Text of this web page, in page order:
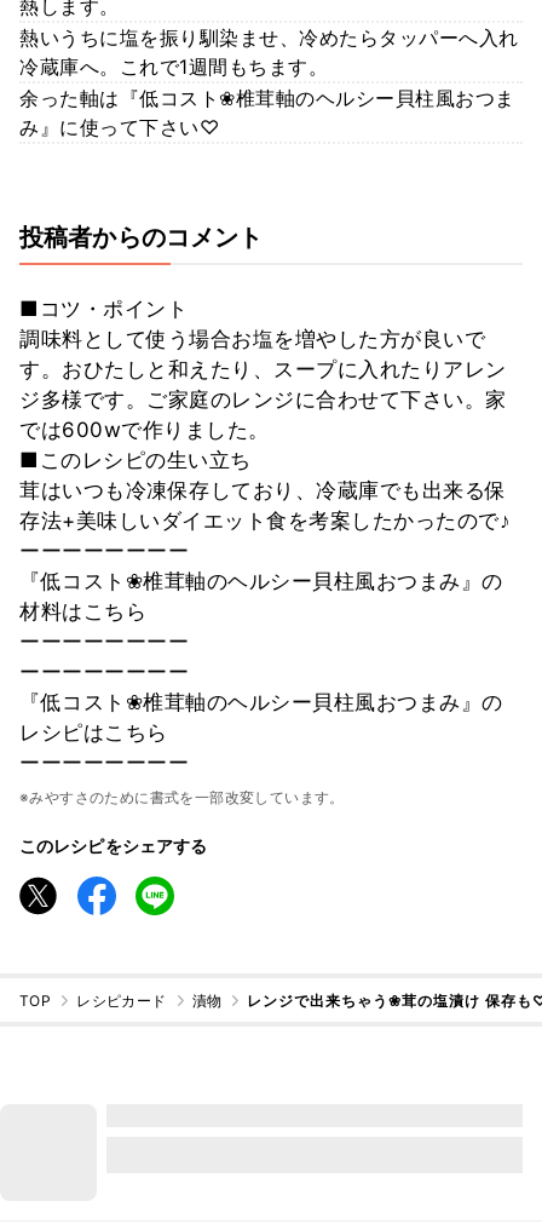
熱します。
熱いうちに塩を振り馴染ませ、冷めたらタッパーへ入れ
冷蔵庫へ。これで1週間もちます。
余った軸は『低コスト❀椎茸軸のヘルシー貝柱風おつま
み』に使って下さい♡
投稿者からのコメント
■コツ・ポイント
調味料として使う場合お塩を増やした方が良いで
す。おひたしと和えたり、スープに入れたりアレン
ジ多様です。ご家庭のレンジに合わせて下さい。家
では600wで作りました。
■このレシピの生い立ち
茸はいつも冷凍保存しており、冷蔵庫でも出来る保
存法+美味しいダイエット食を考案したかったので♪
ーーーーーーーー
『低コスト❀椎茸軸のヘルシー貝柱風おつまみ』の
材料はこちら
ーーーーーーーー
ーーーーーーーー
『低コスト❀椎茸軸のヘルシー貝柱風おつまみ』の
レシピはこちら
ーーーーーーーー
※みやすさのために書式を一部改変しています。
このレシピをシェアする
TOP レシピカード 漬物 レンジで出来ちゃう❀茸の塩漬け 保存